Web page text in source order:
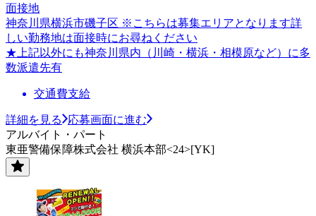
面接地
神奈川県横浜市磯子区 ※こちらは募集エリアとなります詳
しい勤務地は面接時にお尋ねください
★上記以外にも神奈川県内（川崎・横浜・相模原など）に多
数派遣先有
交通費支給
詳細を見る
応募画面に進む
アルバイト・パート
東亜警備保障株式会社 横浜本部<24>[YK]